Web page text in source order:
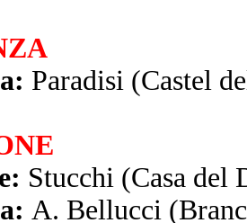
Paradisi (Castel
Stucchi (Casa
A. Bellucci